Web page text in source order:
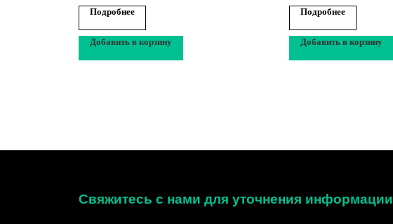
Подробнее
Добавить в корзину
Подробнее
Добавить в корзину
Свяжитесь с нами для уточнения информации